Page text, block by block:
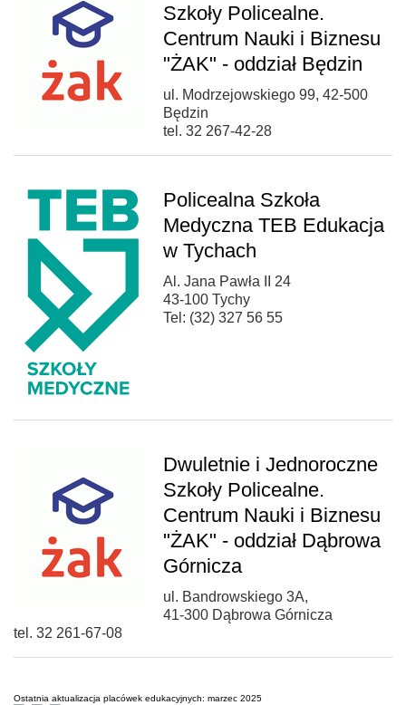
Szkoły Policealne.
Centrum Nauki i Biznesu
"ŻAK" - oddział Będzin
ul. Modrzejowskiego 99, 42-500
Będzin
tel. 32 267-42-28
Policealna Szkoła
Medyczna TEB Edukacja
w Tychach
Al. Jana Pawła II 24
43-100 Tychy
Tel: (32) 327 56 55
Dwuletnie i Jednoroczne
Szkoły Policealne.
Centrum Nauki i Biznesu
"ŻAK" - oddział Dąbrowa
Górnicza
ul. Bandrowskiego 3A,
41-300 Dąbrowa Górnicza
tel. 32 261-67-08
Ostatnia aktualizacja placówek edukacyjnych: marzec 2025